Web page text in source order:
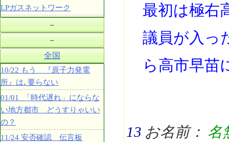
最初は極右
議員が入っ
ら高市早苗
13 お名前： 名
LPガスネットワーク
－
－
全国
10/22 もう 『原子力発電
所』は､要らない
01/01 「時代遅れ」にならな
い地方都市 どうすりゃいい
の？
11/24 安否確認 伝言板